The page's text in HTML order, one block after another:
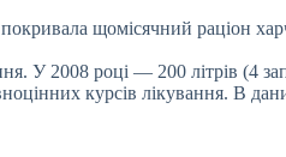
щомісячний раціон
У 2008 році — 200 літрів (4
курсів лікування. В